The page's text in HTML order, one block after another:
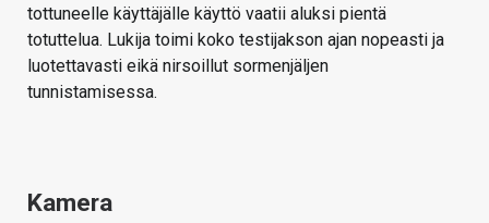
tottuneelle käyttäjälle käyttö vaatii aluksi pientä
totuttelua. Lukija toimi koko testijakson ajan nopeasti ja
luotettavasti eikä nirsoillut sormenjäljen
tunnistamisessa.
Kamera